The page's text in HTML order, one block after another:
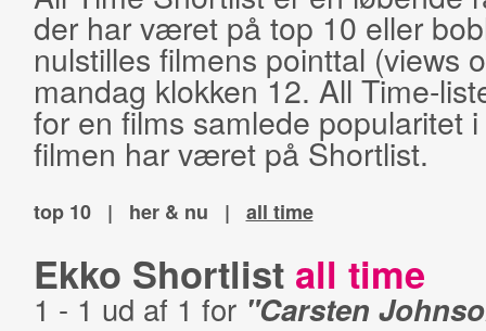
der har været på top 10 eller
nulstilles filmens pointtal (views
mandag klokken 12. All Time-
for en films samlede popularitet
filmen har været på Shortlist.
top 10 | her & nu | all time
Ekko Shortlist all time
1 - 1 ud af 1 for "Carsten